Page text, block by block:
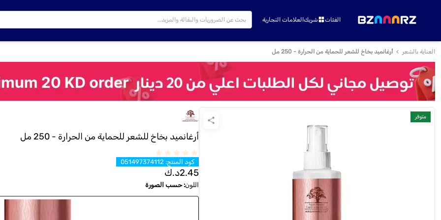
الفئات شريكالعلامات التجارية
العناية بالشعر أرغانميد بخاخ للشعر للحماية من الحرارة - 250 مل
متوفر
أرغانميد بخاخ للشعر للحماية من الحرارة - 250 مل
كود المنتج:
051497374112
2.45د.ك
اللون:حسب الصورة